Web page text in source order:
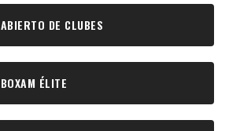
ABIERTO DE CLUBES
BOXAM ÉLITE